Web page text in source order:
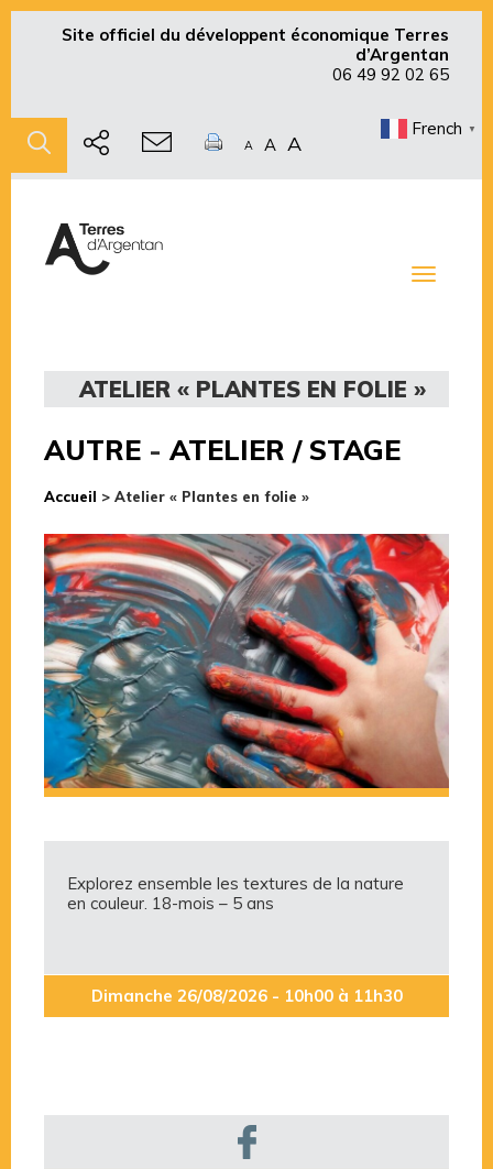
Site officiel du développent économique Terres
d’Argentan
06 49 92 02 65
A A A
French ▼
Toggle
ATELIER « PLANTES EN FOLIE »
AUTRE - ATELIER / STAGE
Accueil > Atelier « Plantes en folie »
Explorez ensemble les textures de la nature
en couleur. 18-mois – 5 ans
Dimanche 26/08/2026 - 10h00 à 11h30